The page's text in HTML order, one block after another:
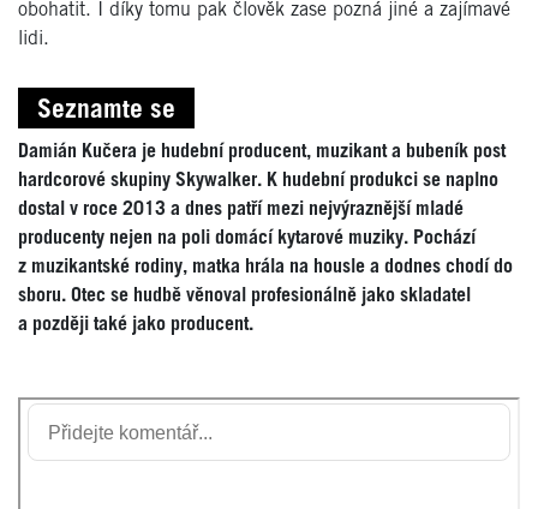
obohatit. I díky tomu pak člověk zase pozná jiné a zajímavé
lidi.
Seznamte se
Damián Kučera je hudební producent, muzikant a bubeník post
hardcorové skupiny Skywalker. K hudební produkci se naplno
dostal v roce 2013 a dnes patří mezi nejvýraznější mladé
producenty nejen na poli domácí kytarové muziky. Pochází
z muzikantské rodiny, matka hrála na housle a dodnes chodí do
sboru. Otec se hudbě věnoval profesionálně jako skladatel
a později také jako producent.